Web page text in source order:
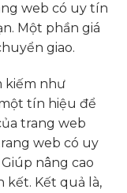
web có uy tín
Một phần giá
giao.
kiếm như
tín hiệu để
trang web
web có uy
nâng cao
kết. Kết quả là,